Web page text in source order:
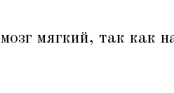
мягкий, так как